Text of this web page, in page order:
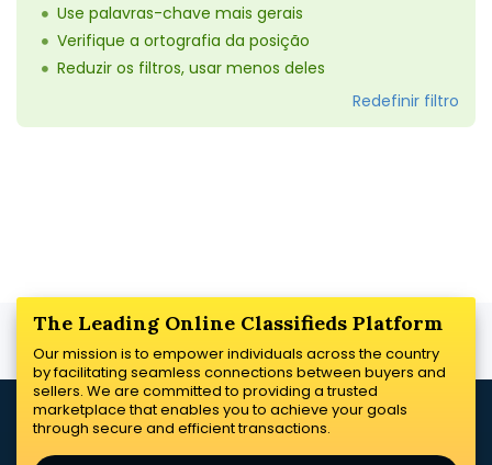
Use palavras-chave mais gerais
Verifique a ortografia da posição
Reduzir os filtros, usar menos deles
Redefinir filtro
The Leading Online Classifieds Platform
Our mission is to empower individuals across the country
by facilitating seamless connections between buyers and
sellers. We are committed to providing a trusted
marketplace that enables you to achieve your goals
through secure and efficient transactions.